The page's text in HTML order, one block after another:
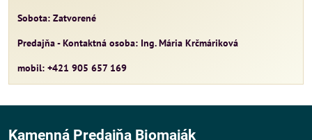
Sobota: Zatvorené
Predajňa - Kontaktná osoba: Ing. Mária Krčmáriková
mobil: +421 905 657 169
Kamenná Predajňa Biomaják